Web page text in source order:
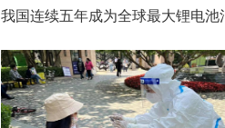
我国连续五年成为全球最大锂电池
场 2021年市场占比约达59.4%